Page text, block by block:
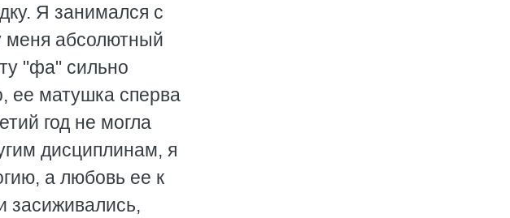
Я занимался с
меня абсолютный
"фа" сильно
ее матушка сперва
год не могла
дисциплинам, я
а любовь ее к
засиживались,